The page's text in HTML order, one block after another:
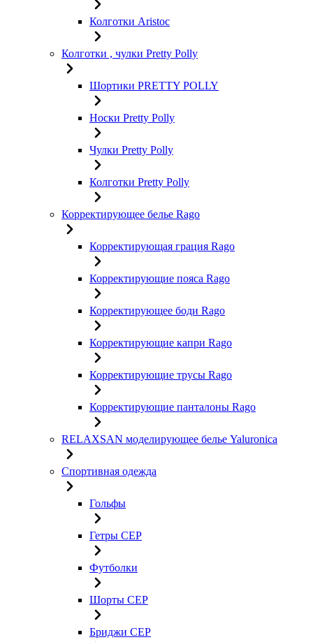
Колготки Aristoc
Колготки , чулки Pretty Polly
Шортики PRETTY POLLY
Носки Pretty Polly
Чулки Pretty Polly
Колготки Pretty Polly
Корректирующее белье Rago
Корректирующая грация Rago
Корректирующие пояса Rago
Корректирующее боди Rago
Корректирующие капри Rago
Корректирующие трусы Rago
Корректирующие панталоны Rago
RELAXSAN моделирующее белье Yaluroniсa
Спортивная одежда
Гольфы
Гетры CEP
Футболки
Шорты CEP
Бриджи CEP